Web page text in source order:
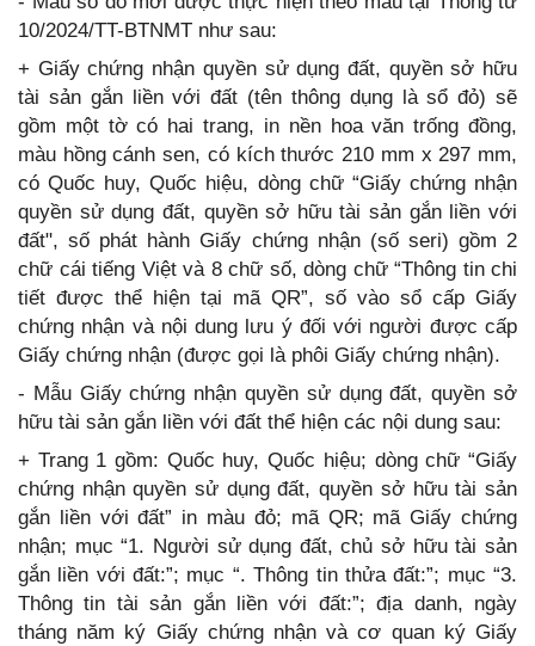
10/2024/TT-BTNMT như sau:
+ Giấy chứng nhận quyền sử dụng đất, quyền sở hữu
tài sản gắn liền với đất (tên thông dụng là sổ đỏ) sẽ
gồm một tờ có hai trang, in nền hoa văn trống đồng,
màu hồng cánh sen, có kích thước 210 mm x 297 mm,
có Quốc huy, Quốc hiệu, dòng chữ “Giấy chứng nhận
quyền sử dụng đất, quyền sở hữu tài sản gắn liền với
đất", số phát hành Giấy chứng nhận (số seri) gồm 2
chữ cái tiếng Việt và 8 chữ số, dòng chữ “Thông tin chi
tiết được thể hiện tại mã QR”, số vào sổ cấp Giấy
chứng nhận và nội dung lưu ý đối với người được cấp
Giấy chứng nhận (được gọi là phôi Giấy chứng nhận).
- Mẫu Giấy chứng nhận quyền sử dụng đất, quyền sở
hữu tài sản gắn liền với đất thể hiện các nội dung sau:
+ Trang 1 gồm: Quốc huy, Quốc hiệu; dòng chữ “Giấy
chứng nhận quyền sử dụng đất, quyền sở hữu tài sản
gắn liền với đất” in màu đỏ; mã QR; mã Giấy chứng
nhận; mục “1. Người sử dụng đất, chủ sở hữu tài sản
gắn liền với đất:”; mục “. Thông tin thửa đất:”; mục “3.
Thông tin tài sản gắn liền với đất:”; địa danh, ngày
tháng năm ký Giấy chứng nhận và cơ quan ký Giấy